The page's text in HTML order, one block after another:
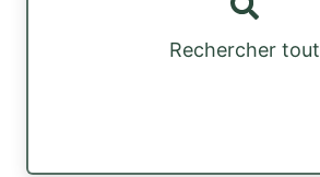
Rechercher tout